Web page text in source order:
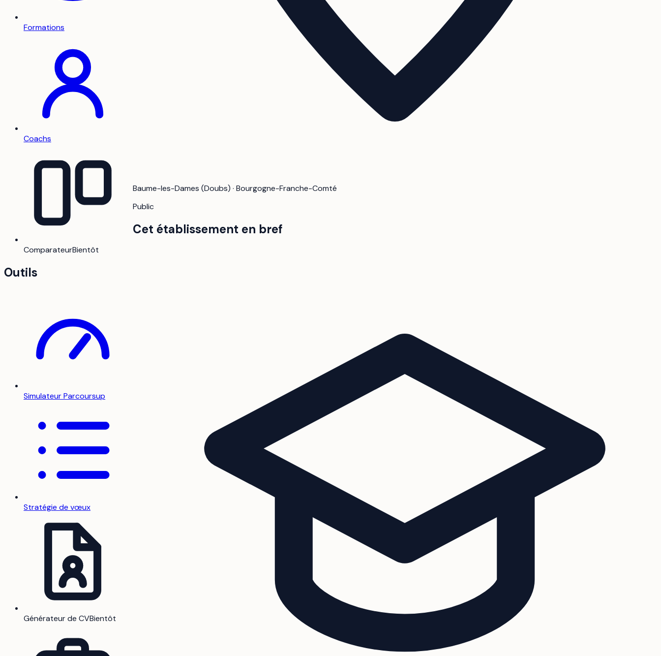
Formations
Coachs
ComparateurBientôt
Outils
Simulateur Parcoursup
Stratégie de vœux
Générateur de CVBientôt
Baume-les-Dames (Doubs) · Bourgogne-Franche-Comté
Public
Cet établissement en bref